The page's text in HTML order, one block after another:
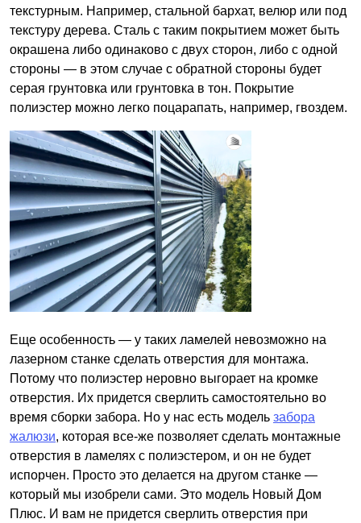
текстурным. Например, стальной бархат, велюр или под
текстуру дерева. Сталь с таким покрытием может быть
окрашена либо одинаково с двух сторон, либо с одной
стороны — в этом случае с обратной стороны будет
серая грунтовка или грунтовка в тон. Покрытие
полиэстер можно легко поцарапать, например, гвоздем.
Еще особенность — у таких ламелей невозможно на
лазерном станке сделать отверстия для монтажа.
Потому что полиэстер неровно выгорает на кромке
отверстия. Их придется сверлить самостоятельно во
время сборки забора. Но у нас есть модель забора
жалюзи, которая все-же позволяет сделать монтажные
отверстия в ламелях с полиэстером, и он не будет
испорчен. Просто это делается на другом станке —
который мы изобрели сами. Это модель Новый Дом
Плюс. И вам не придется сверлить отверстия при